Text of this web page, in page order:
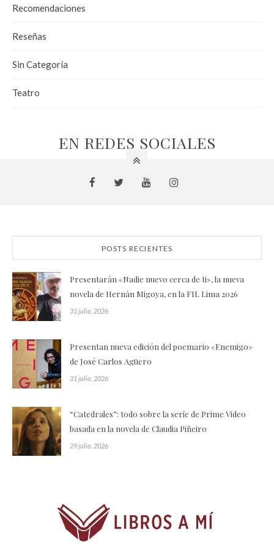
Recomendaciones
Reseñas
Sin Categoría
Teatro
EN REDES SOCIALES
POSTS RECIENTES
Presentarán «Nadie nuevo cerca de ti», la nueva
novela de Hernán Migoya, en la FIL Lima 2026
31 julio, 2026
Presentan nueva edición del poemario «Enemigo»
de José Carlos Agüero
31 julio, 2026
“Catedrales”: todo sobre la serie de Prime Video
basada en la novela de Claudia Piñeiro
29 julio, 2026